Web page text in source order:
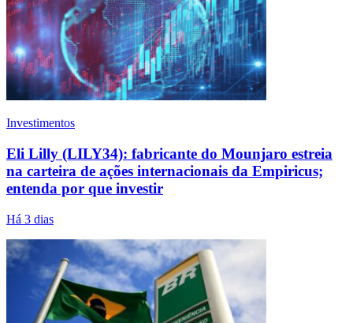
Investimentos
Eli Lilly (LILY34): fabricante do Mounjaro estreia
na carteira de ações internacionais da Empiricus;
entenda por que investir
Há 3 dias